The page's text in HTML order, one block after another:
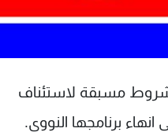
مسبقة لاستئناف
انهاء برنامجها النووي.